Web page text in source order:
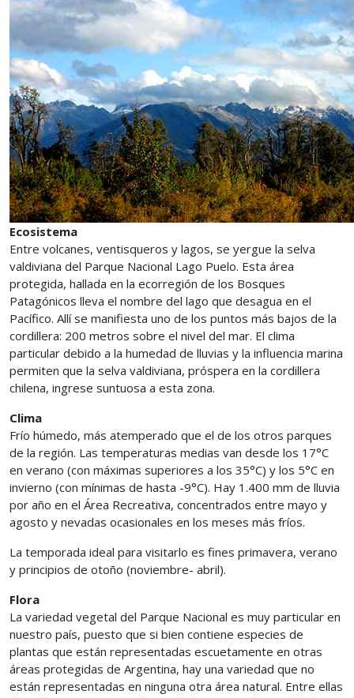
Ecosistema
Entre volcanes, ventisqueros y lagos, se yergue la selva
valdiviana del Parque Nacional Lago Puelo. Esta área
protegida, hallada en la ecorregión de los Bosques
Patagónicos lleva el nombre del lago que desagua en el
Pacífico. Allí se manifiesta uno de los puntos más bajos de la
cordillera: 200 metros sobre el nivel del mar. El clima
particular debido a la humedad de lluvias y la influencia marina
permiten que la selva valdiviana, próspera en la cordillera
chilena, ingrese suntuosa a esta zona.
Clima
Frío húmedo, más atemperado que el de los otros parques
de la región. Las temperaturas medias van desde los 17°C
en verano (con máximas superiores a los 35°C) y los 5°C en
invierno (con mínimas de hasta -9°C). Hay 1.400 mm de lluvia
por año en el Área Recreativa, concentrados entre mayo y
agosto y nevadas ocasionales en los meses más fríos.
La temporada ideal para visitarlo es fines primavera, verano
y principios de otoño (noviembre- abril).
Flora
La variedad vegetal del Parque Nacional es muy particular en
nuestro país, puesto que si bien contiene especies de
plantas que están representadas escuetamente en otras
áreas protegidas de Argentina, hay una variedad que no
están representadas en ninguna otra área natural. Entre ellas